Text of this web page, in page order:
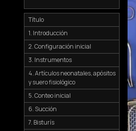
Título
1. Introducción
2. Configuración inicial
3. Instrumentos
4. Artículos neonatales, apósitos
y suero fisiológico
5. Conteo inicial
6. Succión
7. Bisturís